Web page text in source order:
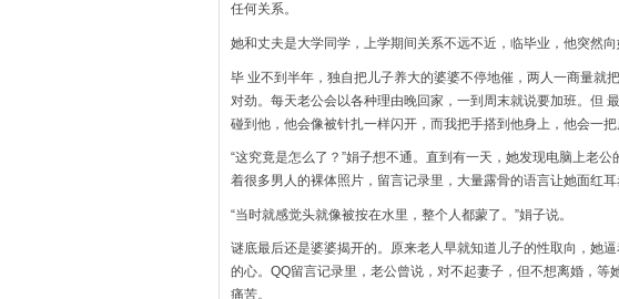
任何关系。
她和丈夫是大学同学，上学期间关系不远不近，临毕业，他突然向
毕 业不到半年，独自把儿子养大的婆婆不停地催，两人一商量就
对劲。每天老公会以各种理由晚回家，一到周末就说要加班。但
碰到他，他会像被针扎一样闪开，而我把手搭到他身上，他会一
“这究竟是怎么了？”娟子想不通。直到有一天，她发现电脑上老
着很多男人的裸体照片，留言记录里，大量露骨的语言让她面红耳
“当时就感觉头就像被按在水里，整个人都蒙了。”娟子说。
谜底最后还是婆婆揭开的。原来老人早就知道儿子的性取向，她
的心。QQ留言记录里，老公曾说，对不起妻子，但不想离婚，等
痛苦。